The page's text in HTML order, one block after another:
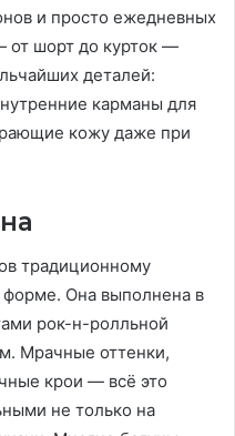
и просто ежедневных
шорт до курток —
деталей:
карманы для
кожу даже при
традиционному
Она выполнена в
рок-н-ролльной
Мрачные оттенки,
крои — всё это
не только на